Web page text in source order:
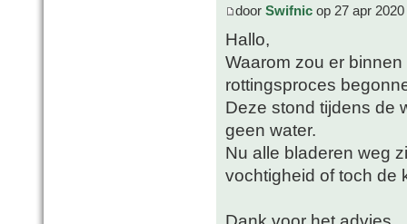
door Swifnic op 27 apr
Hallo,
Waarom zou er
rottingsproces
Deze stond tijdens de
geen water.
Nu alle bladeren weg
vochtigheid of toch de